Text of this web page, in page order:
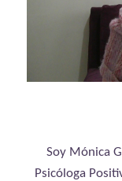
Soy Mónica
Psicóloga